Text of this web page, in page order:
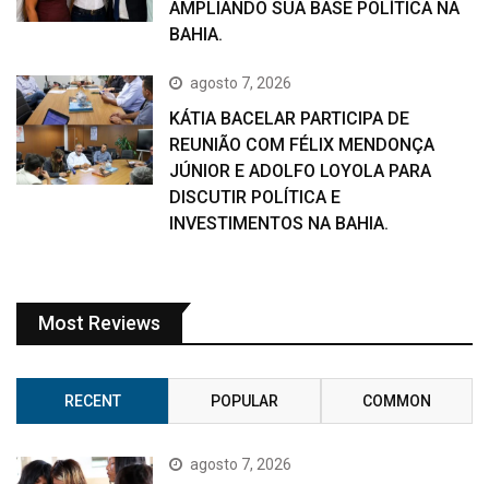
AMPLIANDO SUA BASE POLÍTICA NA
BAHIA.
agosto 7, 2026
KÁTIA BACELAR PARTICIPA DE
REUNIÃO COM FÉLIX MENDONÇA
JÚNIOR E ADOLFO LOYOLA PARA
DISCUTIR POLÍTICA E
INVESTIMENTOS NA BAHIA.
Most Reviews
RECENT POPULAR COMMON
agosto 7, 2026